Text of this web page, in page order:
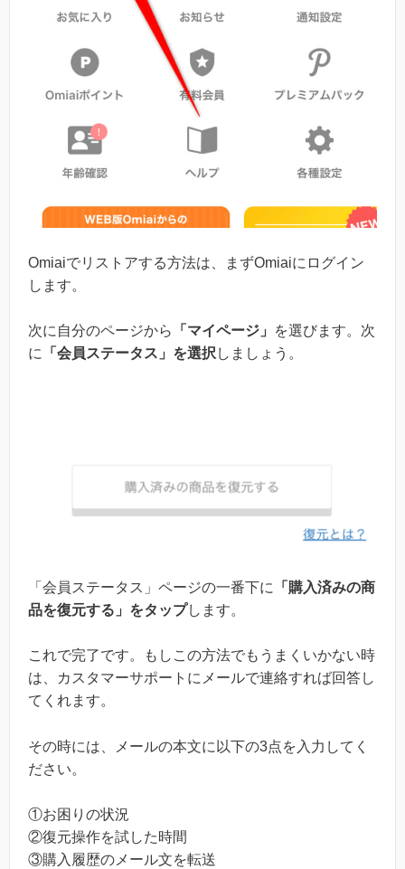
Omiaiでリストアする方法は、まずOmiaiにログイン
します。
次に自分のページから 「マイページ」
を選びます。次
に
「会員ステータス」を選択 しましょう。
「会員ステータス」ページの一番下に
「購入済みの商
品を復元する」をタップします。
これで完了です。もしこの方法でもうまくいかない時
は、カスタマーサポートにメールで連絡すれば回答し
てくれます。
その時には、メールの本文に以下の3点を入力してく
ださい。
①お困りの状況
②復元操作を試した時間
③購入履歴のメール文を転送